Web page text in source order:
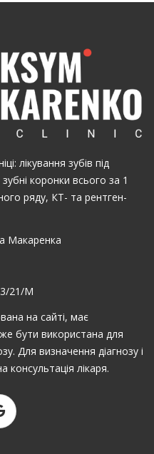
лікування зубів під
коронки всього за 1
ряду, КТ- та рентген-
Макаренка
21/М
на сайті, має
бути використана для
Для визначення діагнозу і
консультація лікаря.